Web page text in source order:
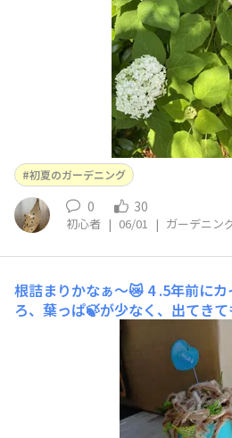
初夏のガーデニング
0 30
初心者 | 06/01 | ガーデニン
根詰まりかなぁ〜😿 4 .5年前に
ろ、葉っぱ🍃が少なく、出てき
りでしょうかぁ😿試しに新しい
プラ鉢からたくさん。抜いてみ
ー🙀やはり根詰まりかなぁ新居は